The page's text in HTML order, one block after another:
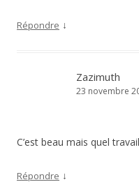
Répondre ↓
Zazimuth
23 novembre
C’est beau mais quel
Répondre ↓